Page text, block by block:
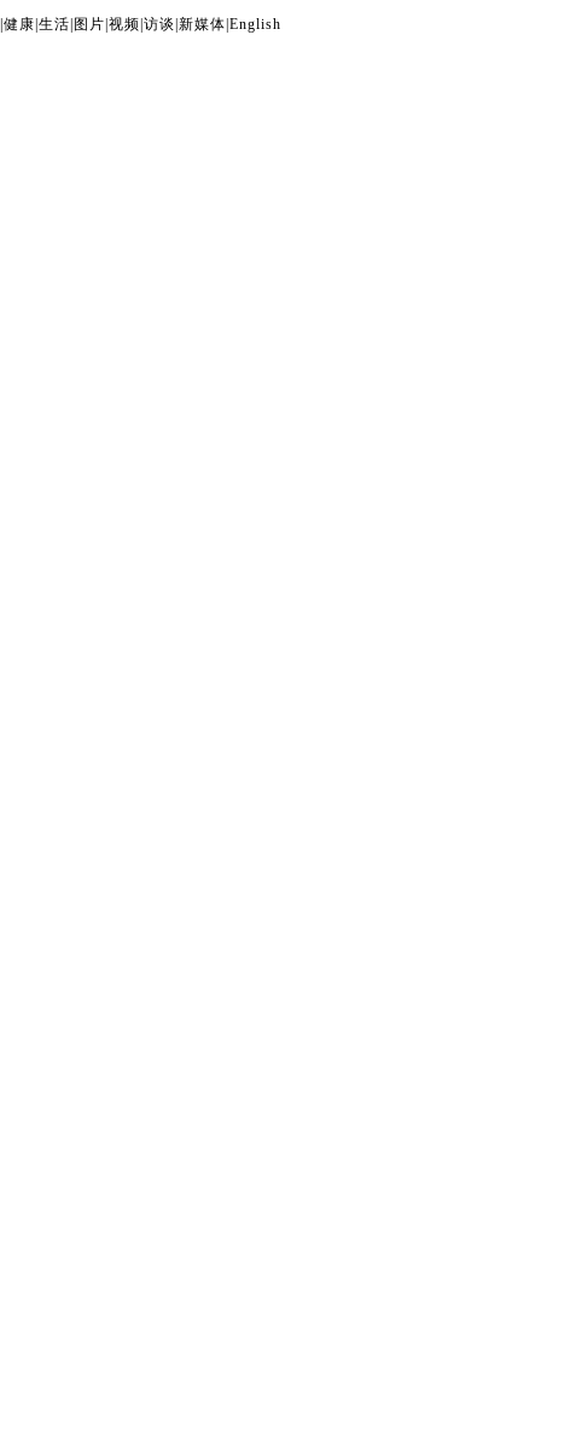
健康 生活 图片 视频 访谈 新媒体 English